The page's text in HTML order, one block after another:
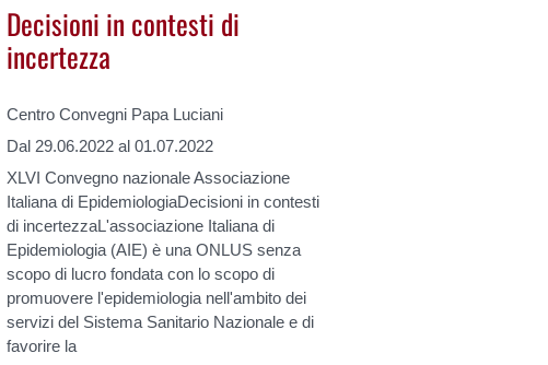
Decisioni in contesti di
incertezza
Centro Convegni Papa Luciani
Dal 29.06.2022 al 01.07.2022
XLVI Convegno nazionale Associazione
Italiana di EpidemiologiaDecisioni in contesti
di incertezzaL'associazione Italiana di
Epidemiologia (AIE) è una ONLUS senza
scopo di lucro fondata con lo scopo di
promuovere l'epidemiologia nell'ambito dei
servizi del Sistema Sanitario Nazionale e di
favorire la